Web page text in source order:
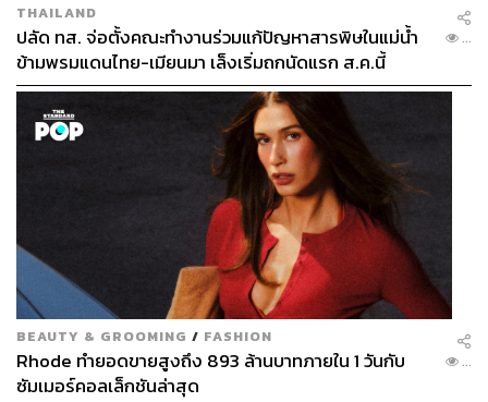
ABOUT THE AUTHOR
ถนัดกิจ จันกิเสน
Content Creator ประจำกองบรรณาธิการ
THE STANDARD WEALTH ผู้เสพติดโลก
ธุรกิจ การตลาด เทคโนโลยี และชอบสำรวจ
โลกออฟไลน์และออนไลน์มาถอดรหัสความ
เคลื่อนไหวให้เป็นเรื่องเข้าใจง่าย สนุก และได้
ไอเดียใหม่ๆ
ABOUT THE PHOTOGRAPHER
ศวิตา พูลเสถียร
ช่างภาพข่าว ประจำสำนักข่าว THE
STANDARD
THAILAND
ปลัด ทส. จ่อตั้งคณะทำงานร่วมแก้ปัญหาสารพิษในแม่น้ำ
ข้ามพรมแดนไทย-เมียนมา เล็งเริ่มถกนัดแรก ส.ค.นี้
...
BEAUTY & GROOMING / FASHION
Rhode ทำยอดขายสูงถึง 893 ล้านบาทภายใน 1 วันกับ
ซัมเมอร์คอลเล็กชันล่าสุด
...